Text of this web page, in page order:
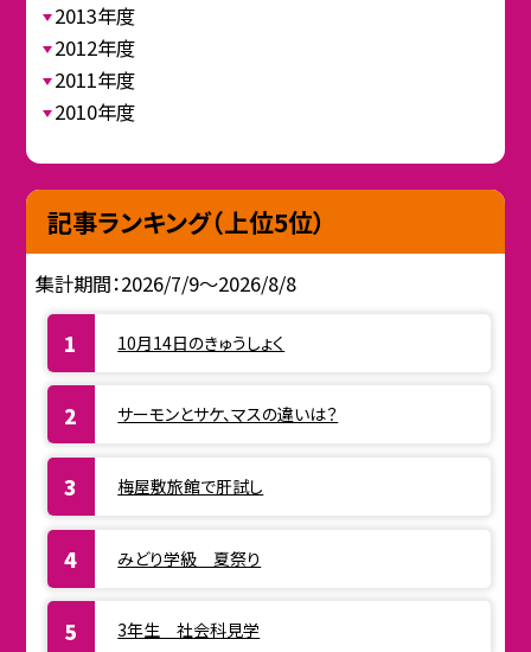
2013年度
2012年度
2011年度
2010年度
記事ランキング（上位5位）
集計期間：2026/7/9～2026/8/8
10月14日のきゅうしょく
サーモンとサケ、マスの違いは？
梅屋敷旅館で肝試し
みどり学級 夏祭り
3年生 社会科見学